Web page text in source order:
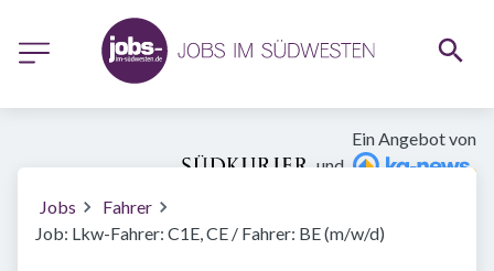
Ein Angebot von
und
Jobs
Fahrer
Job: Lkw-Fahrer: C1E, CE / Fahrer: BE (m/w/d)